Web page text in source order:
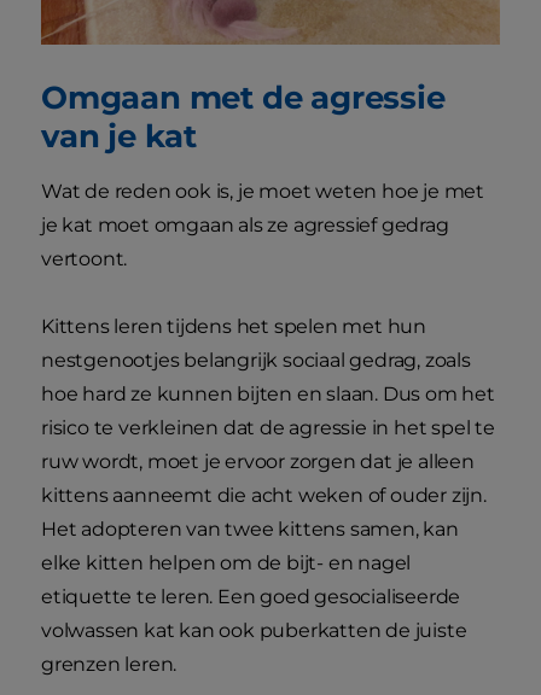
Omgaan met de agressie
van je kat
Wat de reden ook is, je moet weten hoe je met
je kat moet omgaan als ze agressief gedrag
vertoont.
Kittens leren tijdens het spelen met hun
nestgenootjes belangrijk sociaal gedrag, zoals
hoe hard ze kunnen bijten en slaan. Dus om het
risico te verkleinen dat de agressie in het spel te
ruw wordt, moet je ervoor zorgen dat je alleen
kittens aanneemt die acht weken of ouder zijn.
Het adopteren van twee kittens samen, kan
elke kitten helpen om de bijt- en nagel
etiquette te leren. Een goed gesocialiseerde
volwassen kat kan ook puberkatten de juiste
grenzen leren.